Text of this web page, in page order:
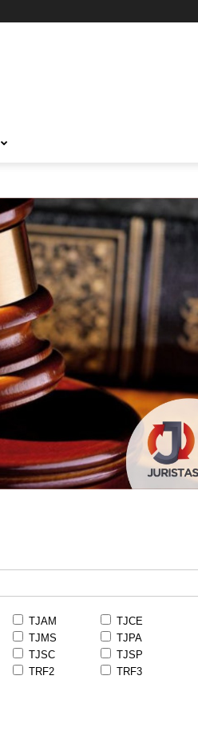
TJAM
TJCE
TJMS
TJPA
TJSC
TJSP
TRF2
TRF3